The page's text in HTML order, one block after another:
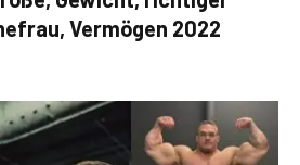
Vermögen 2022